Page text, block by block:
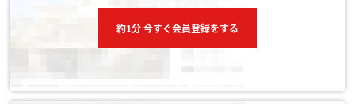
約1分 今すぐ会員登録をする